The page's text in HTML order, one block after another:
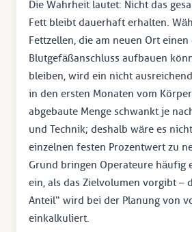
Die Wahrheit lautet: Nicht das
Fett bleibt dauerhaft erhalten.
Fettzellen, die am neuen Ort einen
Blutgefäßanschluss aufbauen
bleiben, wird ein nicht
in den ersten Monaten vom
abgebaute Menge schwankt je
und Technik; deshalb wäre es
einzelnen festen Prozentwert zu
Grund bringen Operateure häufig
ein, als das Zielvolumen vorgibt –
Anteil“ wird bei der Planung von
einkalkuliert.